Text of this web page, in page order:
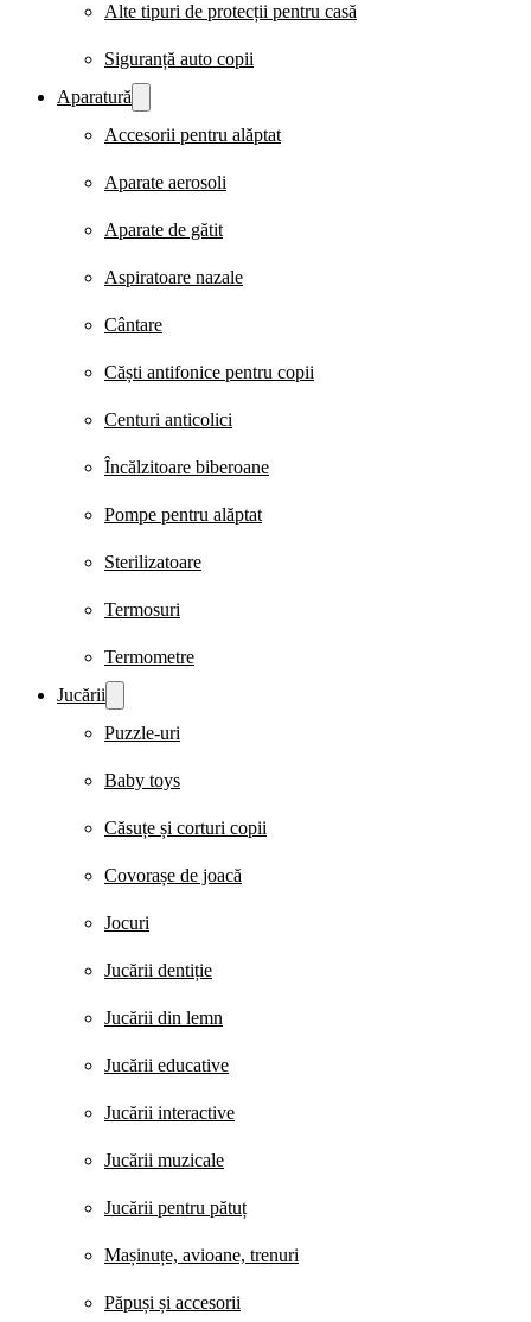
Alte tipuri de protecții pentru casă
Siguranță auto copii
Aparatură
Accesorii pentru alăptat
Aparate aerosoli
Aparate de gătit
Aspiratoare nazale
Cântare
Căști antifonice pentru copii
Centuri anticolici
Încălzitoare biberoane
Pompe pentru alăptat
Sterilizatoare
Termosuri
Termometre
Jucării
Puzzle-uri
Baby toys
Căsuțe și corturi copii
Covorașe de joacă
Jocuri
Jucării dentiție
Jucării din lemn
Jucării educative
Jucării interactive
Jucării muzicale
Jucării pentru pătuț
Mașinuțe, avioane, trenuri
Păpuși și accesorii